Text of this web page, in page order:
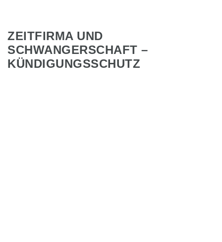
ZEITFIRMA UND
SCHWANGERSCHAFT –
KÜNDIGUNGSSCHUTZ